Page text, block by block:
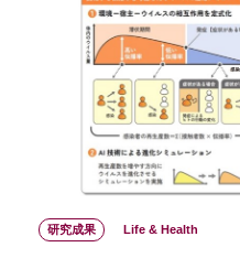
研究成果 Life & Health